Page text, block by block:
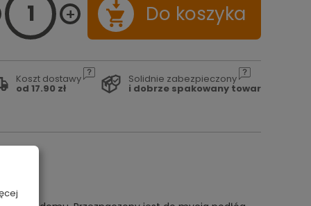
Do koszyka
Koszt dostawy
od 17.90 zł
Solidnie zabezpieczony
i dobrze spakowany towar